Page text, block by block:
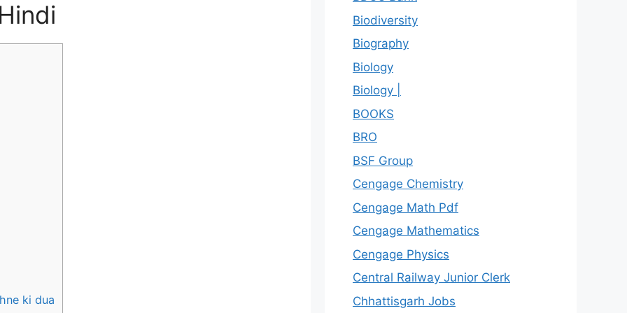
ki dua
Biodiversity
Biography
Biology
Biology |
BOOKS
BRO
BSF Group
Cengage Chemistry
Cengage Math Pdf
Cengage Mathematics
Cengage Physics
Central Railway Junior Clerk
Chhattisgarh Jobs